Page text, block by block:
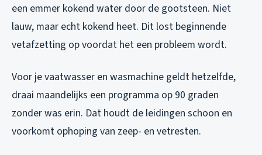
een emmer kokend water door de gootsteen. Niet
lauw, maar echt kokend heet. Dit lost beginnende
vetafzetting op voordat het een probleem wordt.
Voor je vaatwasser en wasmachine geldt hetzelfde,
draai maandelijks een programma op 90 graden
zonder was erin. Dat houdt de leidingen schoon en
voorkomt ophoping van zeep- en vetresten.